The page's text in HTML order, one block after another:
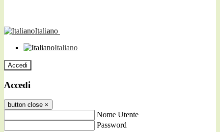
Italiano
Italiano
Accedi
Accedi
button close ×
Nome Utente
Password